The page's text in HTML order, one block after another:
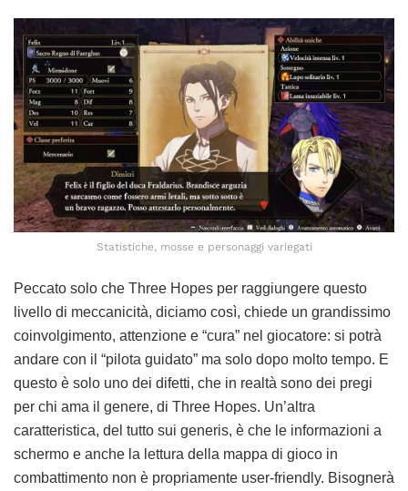
Statistiche, mosse e personaggi variegati
Peccato solo che Three Hopes per raggiungere questo
livello di meccanicità, diciamo così, chiede un grandissimo
coinvolgimento, attenzione e “cura” nel giocatore: si potrà
andare con il “pilota guidato” ma solo dopo molto tempo. E
questo è solo uno dei difetti, che in realtà sono dei pregi
per chi ama il genere, di Three Hopes. Un’altra
caratteristica, del tutto sui generis, è che le informazioni a
schermo e anche la lettura della mappa di gioco in
combattimento non è propriamente user-friendly. Bisognerà